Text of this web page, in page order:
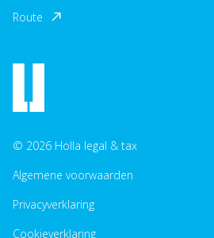
Route
© 2026 Holla legal & tax
Algemene voorwaarden
Privacyverklaring
Cookieverklaring